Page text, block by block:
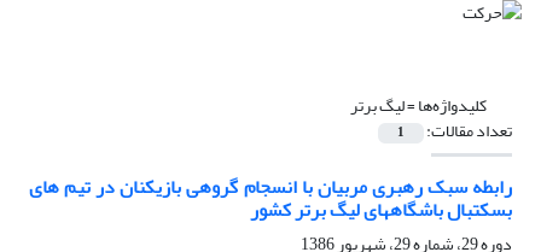
کلیدواژه‌ها =لیگ برتر
تعداد مقالات: 1
رابطه سبک رهبری مربیان با انسجام گروهی بازیکنان در تیم های
بسکتبال باشگاههای لیگ برتر کشور
دوره 29، شماره 29، شهریور 1386